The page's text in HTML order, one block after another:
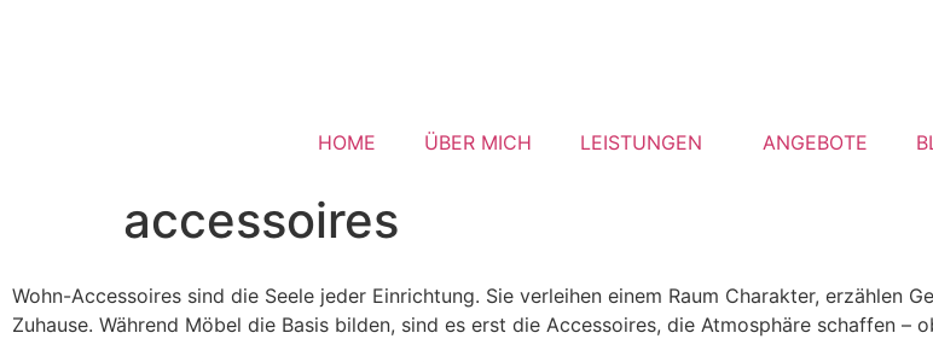
HOME ÜBER MICH LEISTUNGEN ANGEBOTE
accessoires
Wohn-Accessoires sind die Seele jeder Einrichtung. Sie verleihen einem Raum Charakter, erzählen
Zuhause. Während Möbel die Basis bilden, sind es erst die Accessoires, die Atmosphäre schaffen –